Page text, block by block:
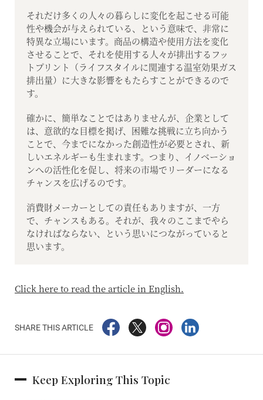
それだけ多くの人々の暮らしに変化を起こせる可能
性や機会が与えられている、という意味で、非常に
特異な立場にいます。商品の構造や使用方法を変化
させることで、それを使用する人々が排出するフッ
トプリント（ライフスタイルに関連する温室効果ガス
排出量）に大きな影響をもたらすことができるので
す。
確かに、簡単なことではありませんが、企業として
は、意欲的な目標を掲げ、困難な挑戦に立ち向かう
ことで、今までになかった創造性が必要とされ、新
しいエネルギーも生まれます。つまり、イノベーショ
ンへの活性化を促し、将来の市場でリーダーになる
チャンスを広げるのです。
消費財メーカーとしての責任もありますが、一方
で、チャンスもある。それが、我々のここまでやら
なければならない、という思いにつながっていると
思います。
Click here to read the article in English.
SHARE THIS ARTICLE
Keep Exploring This Topic